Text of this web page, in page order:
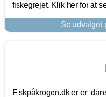
fiskegrejet. Klik her for at
Se udvalget
Fiskpåkrogen.dk er en